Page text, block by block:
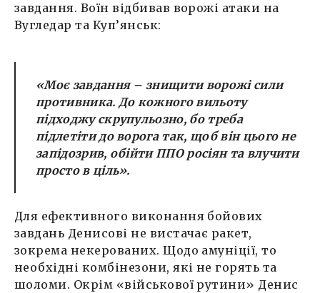
завдання. Воїн відбивав ворожі атаки на
Вугледар та Куп’янськ:
«Моє завдання – знищити ворожі сили
противника. До кожного вильоту
підходжу скрупульозно, бо треба
підлетіти до ворога так, щоб він цього не
запідозрив, обійти ППО росіян та влучити
просто в ціль».
Для ефективного виконання бойових
завдань Денисові не вистачає ракет,
зокрема некерованих. Щодо амуніції, то
необхідні комбінезони, які не горять та
шоломи. Окрім «військової рутини» Денис